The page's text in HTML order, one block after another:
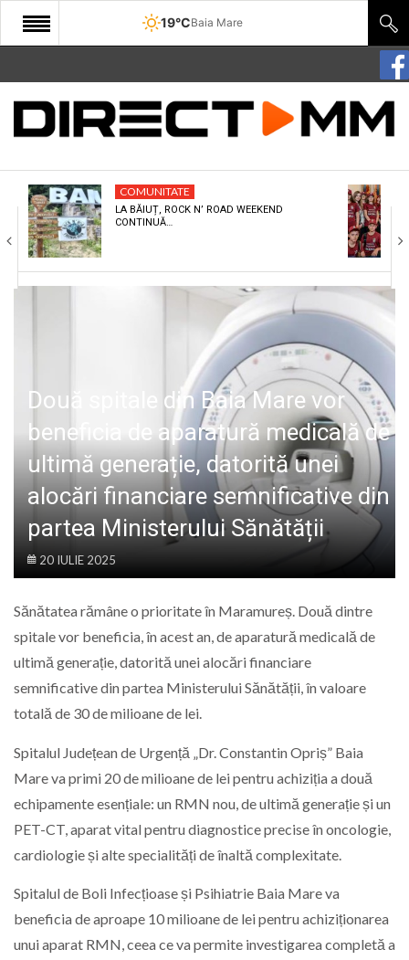
19°CBaia Mare
START
COMUNITATE
CULTURA
ECONOMIE
SANATATE
COMUNITATE
LA BĂIUȚ, ROCK N’ ROAD WEEKEND
CONTINUĂ…
Două spitale din Baia Mare vor
beneficia de aparatură medicală de
ultimă generație, datorită unei
alocări financiare semnificative din
partea Ministerului Sănătății
20 IULIE 2025
Sănătatea rămâne o prioritate în Maramureș. Două dintre
spitale vor beneficia, în acest an, de aparatură medicală de
ultimă generație, datorită unei alocări financiare
semnificative din partea Ministerului Sănătății, în valoare
totală de 30 de milioane de lei.
Spitalul Județean de Urgență „Dr. Constantin Opriș” Baia
Mare va primi 20 de milioane de lei pentru achiziția a două
echipamente esențiale: un RMN nou, de ultimă generație și un
PET-CT, aparat vital pentru diagnostice precise în oncologie,
cardiologie și alte specialități de înaltă complexitate.
Spitalul de Boli Infecțioase și Psihiatrie Baia Mare va
beneficia de aproape 10 milioane de lei pentru achiziționarea
unui aparat RMN, ceea ce va permite investigarea completă a